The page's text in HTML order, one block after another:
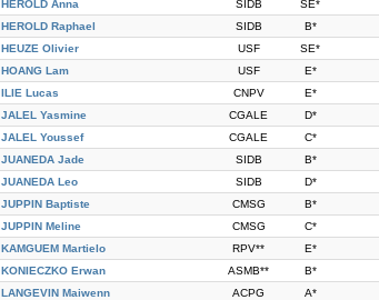
HEROLD Anna SIDB SE*
HEROLD Raphael SIDB B*
HEUZE Olivier USF SE*
HOANG Lam USF E*
ILIE Lucas CNPV E*
JALEL Yasmine CGALE D*
JALEL Youssef CGALE C*
JUANEDA Jade SIDB B*
JUANEDA Leo SIDB D*
JUPPIN Baptiste CMSG B*
JUPPIN Meline CMSG C*
KAMGUEM Martielo RPV** E*
KONIECZKO Erwan ASMB** B*
LANGEVIN Maiwenn ACPG A*